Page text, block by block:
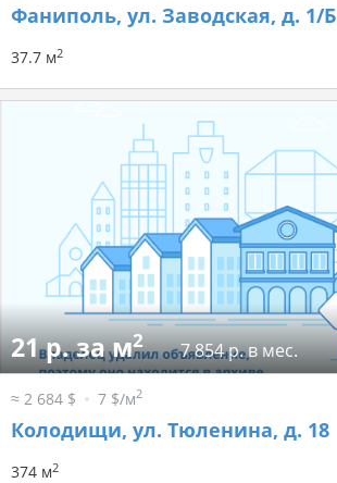
Фаниполь, ул. Заводская, д. 1/Б
37.7 м2
21 р. за м2 7 854 р. в мес.
≈ 2 684 $ 7 $/м2
Колодищи, ул. Тюленина, д. 18
374 м2